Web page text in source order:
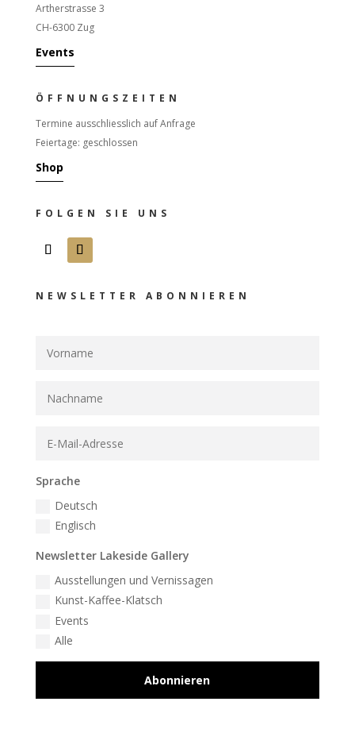
Artherstrasse 3
CH-6300 Zug
Events
ÖFFNUNGSZEITEN
Termine ausschliesslich auf Anfrage
Feiertage: geschlossen
Shop
FOLGEN SIE UNS
NEWSLETTER ABONNIEREN
Sprache
Deutsch
Englisch
Newsletter Lakeside Gallery
Ausstellungen und Vernissagen
Kunst-Kaffee-Klatsch
Events
Alle
Abonnieren